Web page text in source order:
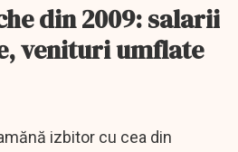
din 2009: salarii
venituri umflate
izbitor cu cea din